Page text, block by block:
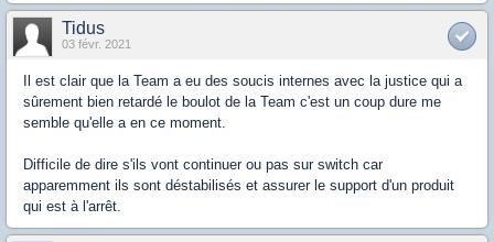
Tidus
03 févr. 2021
Il est clair que la Team a eu des soucis internes avec la justice qui a
sûrement bien retardé le boulot de la Team c'est un coup dure me
semble qu'elle a en ce moment.
Difficile de dire s'ils vont continuer ou pas sur switch car
apparemment ils sont déstabilisés et assurer le support d'un produit
qui est à l'arrêt.